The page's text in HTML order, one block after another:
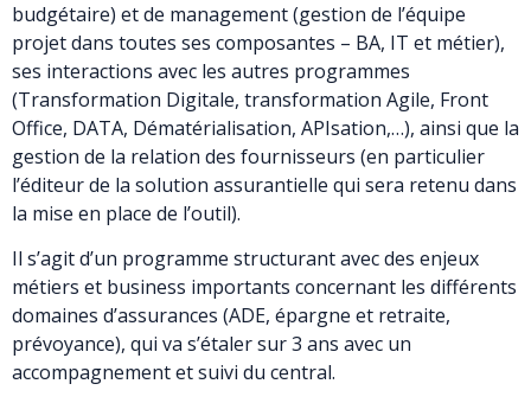
budgétaire) et de management (gestion de l’équipe
projet dans toutes ses composantes – BA, IT et métier),
ses interactions avec les autres programmes
(Transformation Digitale, transformation Agile, Front
Office, DATA, Dématérialisation, APIsation,…), ainsi que la
gestion de la relation des fournisseurs (en particulier
l’éditeur de la solution assurantielle qui sera retenu dans
la mise en place de l’outil).
Il s’agit d’un programme structurant avec des enjeux
métiers et business importants concernant les différents
domaines d’assurances (ADE, épargne et retraite,
prévoyance), qui va s’étaler sur 3 ans avec un
accompagnement et suivi du central.